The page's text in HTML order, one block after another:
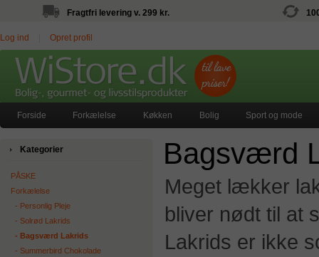
Fragtfri levering v. 299 kr.
Log ind Opret profil
Forside Forkælelse Køkken Bolig Sport og mode
Kategorier
PÅSKE
Forkælelse
‐ Personlig Pleje
‐ Solrød Lakrids
‐ Bagsværd Lakrids
‐ Summerbird Chokolade
Bagsværd
Meget lækker
bliver nødt til at
Lakrids er ikke